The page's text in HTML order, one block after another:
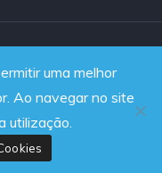
uma melhor
Ao navegar no site
utilização.